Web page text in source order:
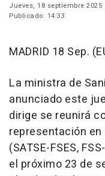
Jueves, 18 septiembre 2025
Publicado: 14:33
MADRID 18 Sep.
La ministra de
anunciado este
dirige se reunirá
representación
(SATSE-FSES,
el próximo 23 de